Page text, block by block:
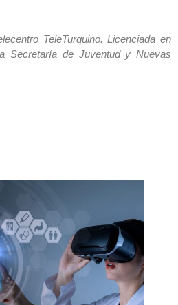
TeleTurquino. Licenciada en
Secretaría de Juventud y Nuevas